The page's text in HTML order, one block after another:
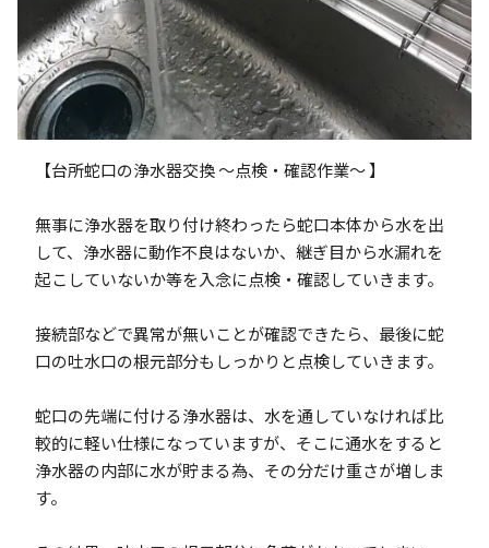
【台所蛇口の浄水器交換 ～点検・確認作業～ 】
無事に浄水器を取り付け終わったら蛇口本体から水を出
して、浄水器に動作不良はないか、継ぎ目から水漏れを
起こしていないか等を入念に点検・確認していきます。
接続部などで異常が無いことが確認できたら、最後に蛇
口の吐水口の根元部分もしっかりと点検していきます。
蛇口の先端に付ける浄水器は、水を通していなければ比
較的に軽い仕様になっていますが、そこに通水をすると
浄水器の内部に水が貯まる為、その分だけ重さが増しま
す。